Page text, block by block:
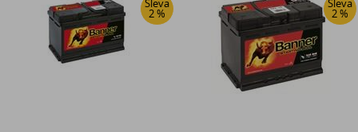
Sleva
2 %
Sleva
2 %